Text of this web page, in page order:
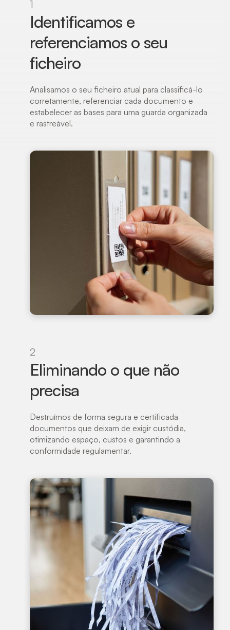
1
Identificamos e
referenciamos o seu
ficheiro
Analisamos o seu ficheiro atual para classificá-lo
corretamente, referenciar cada documento e
estabelecer as bases para uma guarda organizada
e rastreável.
2
Eliminando o que não
precisa
Destruímos de forma segura e certificada
documentos que deixam de exigir custódia,
otimizando espaço, custos e garantindo a
conformidade regulamentar.